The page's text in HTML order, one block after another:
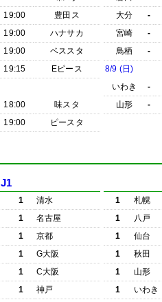
19:00
豊田ス
19:00
ハナサカ
19:00
ベススタ
19:15
Eピース
18:00
味スタ
19:00 ピースタ
大分
-
宮崎
-
鳥栖
-
8/9 (日)
いわき
-
山形
-
J1
1
清水
1
名古屋
1
京都
1
G大阪
1
C大阪
1
神戸
1 札幌
1
八戸
1
仙台
1
秋田
1
山形
1
いわき